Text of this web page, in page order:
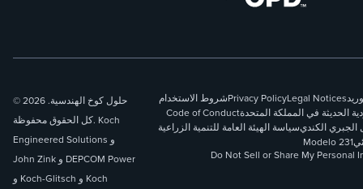
© 2026 حلول كوخ الهندسية.
كل الحقوق محفوظة. Koch
Engineered Solutions و
John Zink و DEPCOM Power
و Koch-Glitsch و Koch
شروط الاستخدامPrivacy PolicyLegal Notices
Code of Conductالحديثة في المملكة المتحدة
سياسة الهيئة العامة للتنمية الزراعيةالجبري الكندي
Modelo 231
Do Not Sell or Share My Personal